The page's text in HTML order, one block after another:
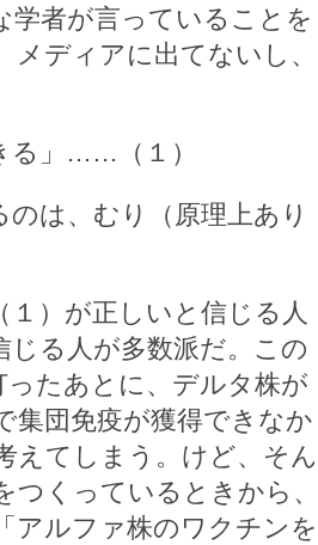
学者が言っていることを
ディアに出てないし、
る」……（１）
のは、むり（原理上あり
）が正しいと信じる人
る人が多数派だ。この
ったあとに、デルタ株が
集団免疫が獲得できなか
えてしまう。けど、そん
くっているときから、
アルファ株のワクチンを